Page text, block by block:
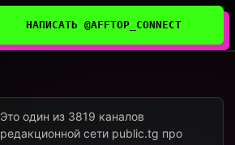
НАПИСАТЬ @AFFTOP_CONNECT
Это один из 3819 каналов
редакционной сети public.tg про